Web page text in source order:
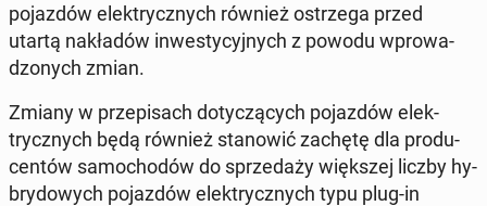
po­jaz­dów elek­trycz­nych również ostrze­ga przed
utartą na­kła­dów in­we­sty­cyj­nych z powodu wpro­wa­
dzo­nych zmian.
Zmiany w prze­pi­sach do­ty­czą­cych po­jaz­dów elek­
trycz­nych będą również sta­no­wić zachętę dla pro­du­
cen­tów sa­mo­cho­dów do sprze­da­ży więk­szej liczby hy­
bry­do­wych po­jaz­dów elek­trycz­nych typu plug-in